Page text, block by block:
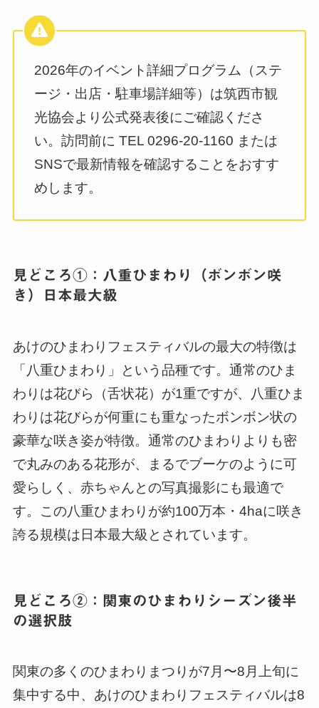
2026年のイベント詳細プログラム（ステ
ージ・出店・駐車場詳細等）は筑西市観
光協会より公式発表後にご確認くださ
い。訪問前に TEL 0296-20-1160 または
SNSで最新情報を確認することをおすす
めします。
見どころ①：八重ひまわり（ボンボン咲
き）日本最大級
あけのひまわりフェスティバルの最大の特徴は
「八重ひまわり」という品種です。通常のひま
わりは花びら（舌状花）が1重ですが、八重ひま
わりは花びらが何重にも重なったボンボン状の
豪華な咲き姿が特徴。通常のひまわりよりも密
で丸みのある花形が、まるでブーケのように可
愛らしく、赤ちゃんとの写真撮影にも最適で
す。この八重ひまわりが約100万本・4haに咲き
誇る規模は日本最大級とされています。
見どころ②：関東のひまわりシーズン後半
の選択肢
関東の多くのひまわりまつりが7月〜8月上旬に
集中する中、あけのひまわりフェスティバルは8